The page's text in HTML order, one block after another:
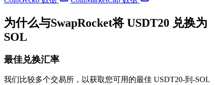
为什么与SwapRocket将 USDT20 兑换为
SOL
最佳兑换汇率
我们比较多个交易所，以获取您可用的最佳 USDT20-到-SOL